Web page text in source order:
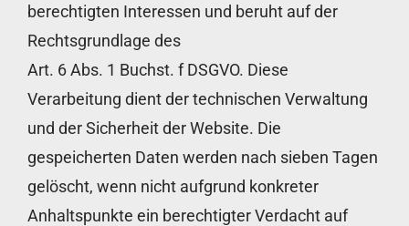
berechtigten Interessen und beruht auf der
Rechtsgrundlage des
Art. 6 Abs. 1 Buchst. f DSGVO. Diese
Verarbeitung dient der technischen Verwaltung
und der Sicherheit der Website. Die
gespeicherten Daten werden nach sieben Tagen
gelöscht, wenn nicht aufgrund konkreter
Anhaltspunkte ein berechtigter Verdacht auf